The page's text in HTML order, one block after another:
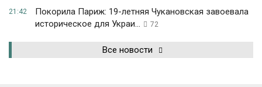
21:42
Покорила Париж: 19-летняя Чукановская завоевала
историческое для Украи...
72
Все новости